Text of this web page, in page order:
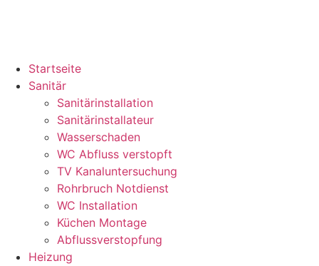
Startseite
Sanitär
Sanitärinstallation
Sanitärinstallateur
Wasserschaden
WC Abfluss verstopft
TV Kanaluntersuchung
Rohrbruch Notdienst
WC Installation
Küchen Montage
Abflussverstopfung
Heizung